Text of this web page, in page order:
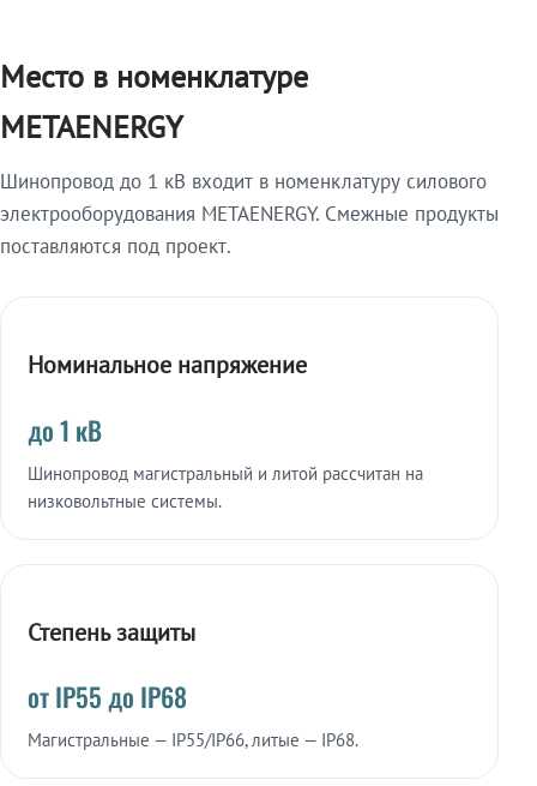
Место в номенклатуре
METAENERGY
Шинопровод до 1 кВ входит в номенклатуру силового
электрооборудования METAENERGY. Смежные продукты
поставляются под проект.
Номинальное напряжение
до 1 кВ
Шинопровод магистральный и литой рассчитан на
низковольтные системы.
Степень защиты
от IP55 до IP68
Магистральные — IP55/IP66, литые — IP68.